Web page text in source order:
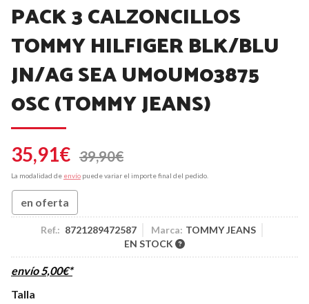
PACK 3 CALZONCILLOS
TOMMY HILFIGER BLK/BLU
JN/AG SEA UM0UM03875
0SC(TOMMY JEANS)
35,91€ 39,90€
La modalidad de envío puede variar el importe final del pedido.
en oferta
Ref.: 8721289472587 Marca: TOMMY JEANS
EN STOCK
envío 5,00€*
Talla